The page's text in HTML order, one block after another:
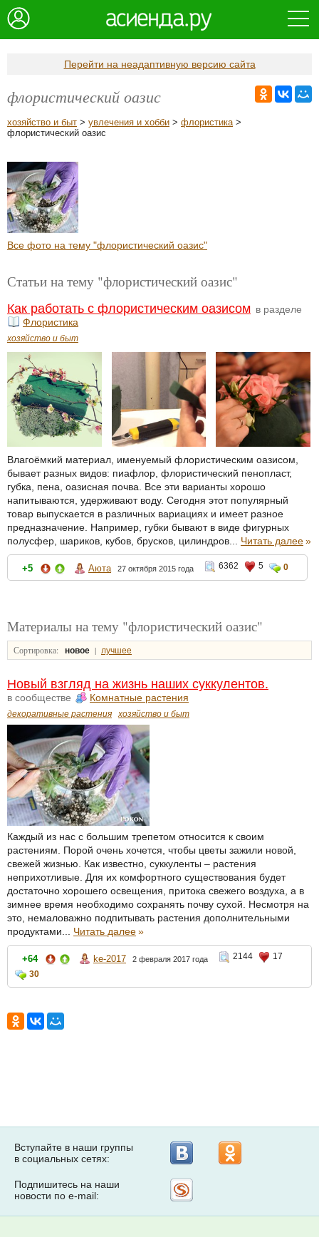
Перейти на неадаптивную версию сайта
флористический оазис
хозяйство и быт > увлечения и хобби > флористика>
флористический оазис
Все фото на тему "флористический оазис"
Статьи на тему "флористический оазис"
Как работать с флористическим оазисом в разделе
Флористика
хозяйство и быт
Влагоёмкий материал, именуемый флористическим оазисом,
бывает разных видов: пиафлор, флористический пенопласт,
губка, пена, оазисная почва. Все эти варианты хорошо
напитываются, удерживают воду. Сегодня этот популярный
товар выпускается в различных вариациях и имеет разное
предназначение. Например, губки бывают в виде фигурных
полусфер, шариков, кубов, брусков, цилиндров... Читать далее»
+5 Аюта 27 октября 2015 года 6362 5 0
Материалы на тему "флористический оазис"
Сортировка: новое | лучшее
Новый взгляд на жизнь наших суккулентов.
в сообществе Комнатные растения
декоративные растения хозяйство и быт
Каждый из нас с большим трепетом относится к своим
растениям. Порой очень хочется, чтобы цветы зажили новой,
свежей жизнью. Как известно, суккуленты – растения
неприхотливые. Для их комфортного существования будет
достаточно хорошего освещения, притока свежего воздуха, а в
зимнее время необходимо сохранять почву сухой. Несмотря на
это, немаловажно подпитывать растения дополнительными
продуктами... Читать далее»
+64 ke-2017 2 февраля 2017 года 2144
17
30
Вступайте в наши группы
в социальных сетях:
Подпишитесь на наши
новости по e-mail: